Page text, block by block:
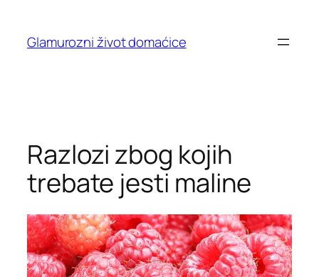
content
Glamurozni život domaćice
Razlozi zbog kojih
trebate jesti maline